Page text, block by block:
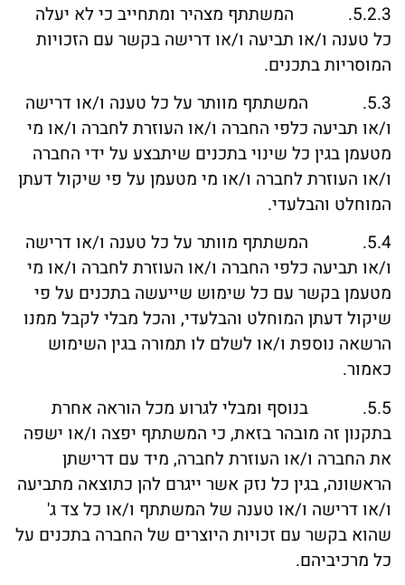
5.2.3. המשתתף מצהיר ומתחייב כי לא יעלה
כל טענה ו/או תביעה ו/או דרישה בקשר עם הזכויות
המוסריות בתכנים.
5.3. המשתתף מוותר על כל טענה ו/או דרישה
ו/או תביעה כלפי החברה ו/או העוזרת לחברה ו/או מי
מטעמן בגין כל שינוי בתכנים שיתבצע על ידי החברה
ו/או העוזרת לחברה ו/או מי מטעמן על פי שיקול דעתן
המוחלט והבלעדי.
5.4. המשתתף מוותר על כל טענה ו/או דרישה
ו/או תביעה כלפי החברה ו/או העוזרת לחברה ו/או מי
מטעמן בקשר עם כל שימוש שייעשה בתכנים על פי
שיקול דעתן המוחלט והבלעדי, והכל מבלי לקבל ממנו
הרשאה נוספת ו/או לשלם לו תמורה בגין השימוש
כאמור.
5.5. בנוסף ומבלי לגרוע מכל הוראה אחרת
בתקנון זה מובהר בזאת, כי המשתתף יפצה ו/או ישפה
את החברה ו/או העוזרת לחברה, מיד עם דרישתן
הראשונה, בגין כל נזק אשר ייגרם להן כתוצאה מתביעה
ו/או דרישה ו/או טענה של המשתתף ו/או כל צד ג'
שהוא בקשר עם זכויות היוצרים של החברה בתכנים על
כל מרכיביהם.